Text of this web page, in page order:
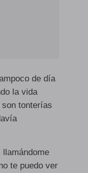
de día
la vida
son tonterías
llamándome
te puedo ver